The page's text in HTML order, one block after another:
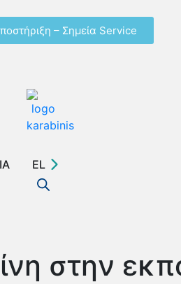
– Σημεία Service
EL
στην